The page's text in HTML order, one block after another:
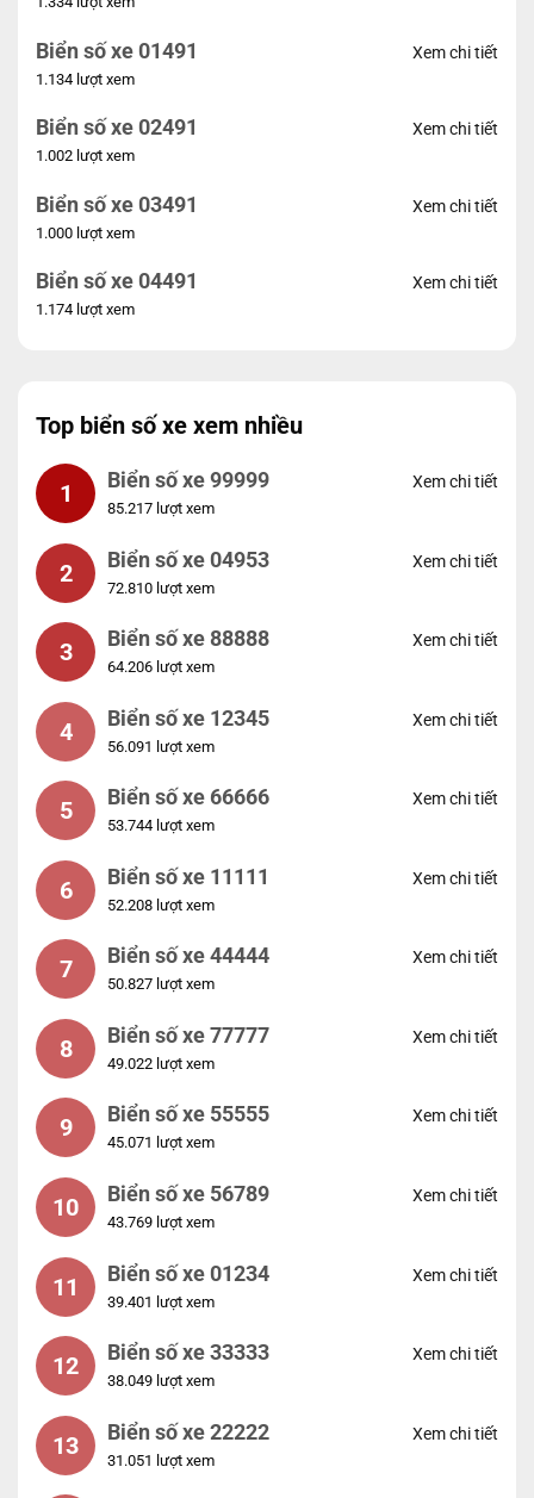
Biển số xe 01491
1.134 lượt xem
Xem chi tiết
Biển số xe 02491
1.002 lượt xem
Xem chi tiết
Biển số xe 03491
1.000 lượt xem
Xem chi tiết
Biển số xe 04491
1.174 lượt xem
Xem chi tiết
Top biển số xe xem nhiều
1 Biển số xe 99999
85.217 lượt xem
Xem chi tiết
2 Biển số xe 04953
72.810 lượt xem
Xem chi tiết
3 Biển số xe 88888
64.206 lượt xem
Xem chi tiết
4 Biển số xe 12345
56.091 lượt xem
Xem chi tiết
5 Biển số xe 66666
53.744 lượt xem
Xem chi tiết
6 Biển số xe 11111
52.208 lượt xem
Xem chi tiết
7 Biển số xe 44444
50.827 lượt xem
Xem chi tiết
8 Biển số xe 77777
49.022 lượt xem
Xem chi tiết
9 Biển số xe 55555
45.071 lượt xem
Xem chi tiết
10 Biển số xe 56789
43.769 lượt xem
Xem chi tiết
11 Biển số xe 01234
39.401 lượt xem
Xem chi tiết
12 Biển số xe 33333
38.049 lượt xem
Xem chi tiết
13 Biển số xe 22222
31.051 lượt xem
Xem chi tiết